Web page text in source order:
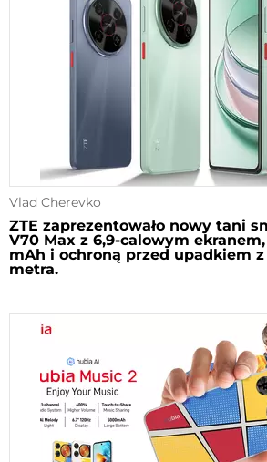
Vlad Cherevko
ZTE zaprezentowało nowy tani
V70 Max z 6,9-calowym
mAh i ochroną przed upadkiem z
metra.